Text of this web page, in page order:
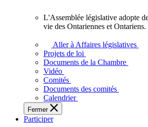
l'Ontario.
L'Assemblée
adopte
touchent
des
Ontariennes
et
L'Assemblée législative adopte
vie des Ontariennes et Ontariens.
Aller à Affaires législatives
Projets de loi
Documents de la Chambre
Vidéo
Comités
Documents des comités
Calendrier
Fermer
Participer